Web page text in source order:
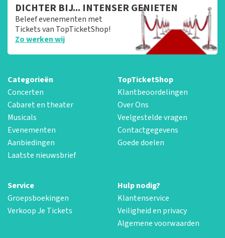
DICHTER BIJ... INTENSER GENIETEN
Beleef evenementen met
Tickets van TopTicketShop!
Zo werken wij
Categorieën
Concerten
Cabaret en theater
Musicals
Evenementen
Aanbiedingen
Laatste nieuwsbrief
TopTicketShop
Klantbeoordelingen
Over Ons
Veelgestelde vragen
Contactgegevens
Goede doelen
Service
Groepsboekingen
Verkoop Je Tickets
Hulp nodig?
Klantenservice
Veiligheid en privacy
Algemene voorwaarden